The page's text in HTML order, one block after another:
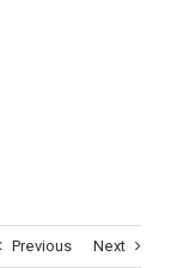
Previous Next